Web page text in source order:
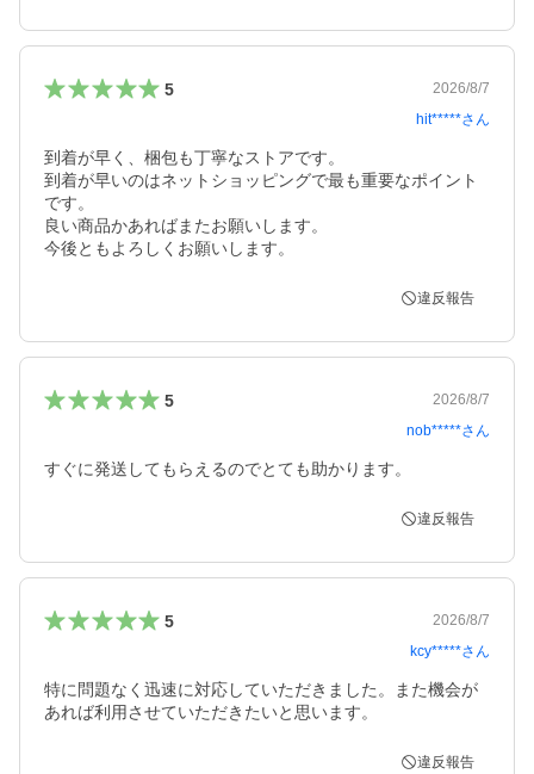
5
2026/8/7
hit*****さん
到着が早く、梱包も丁寧なストアです。
到着が早いのはネットショッピングで最も重要なポイント
です。
良い商品かあればまたお願いします。
今後ともよろしくお願いします。
違反報告
5
2026/8/7
nob*****さん
すぐに発送してもらえるのでとても助かります。
違反報告
5
2026/8/7
kcy*****さん
特に問題なく迅速に対応していただきました。また機会が
あれば利用させていただきたいと思います。
違反報告